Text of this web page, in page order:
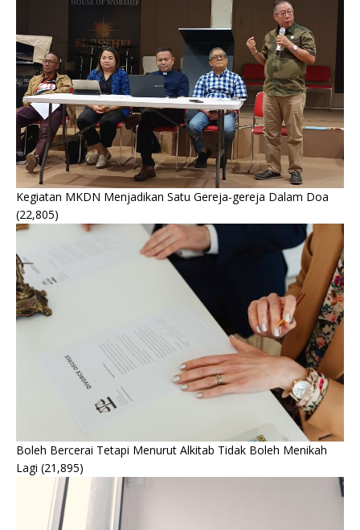
Kegiatan MKDN Menjadikan Satu Gereja-gereja Dalam Doa
(22,805)
Boleh Bercerai Tetapi Menurut Alkitab Tidak Boleh Menikah
Lagi (21,895)